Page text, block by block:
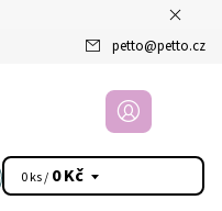
petto@petto.cz
0 ks / 0 Kč